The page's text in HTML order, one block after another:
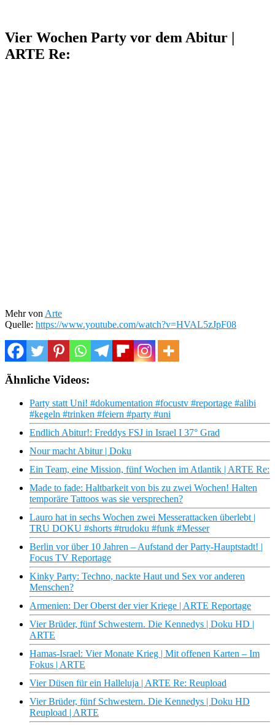
Vier Wochen Party vor dem Abitur |
ARTE Re:
Mehr von Arte
Quelle: https://www.youtube.com/watch?v=HVAL5zJpF08
Ähnliche Videos:
Party statt Uni! #dokumentation #focustv #reportage #alibi
#kegeln #trinken #feiern #party #uni
Endlich Abitur!: Freddys FSJ in Israel I 37° Grad
Nour macht Abitur | Doku
Ein Team, eine Mission, fünf Wochen im Atlantik | ARTE Re:
Made to fade: Haltbarkeit von bis zu zwei Wochen! Halten
temporäre Tattoos was sie versprechen?
Lauro hat in sechs Wochen zwei Messerattacken überlebt |
TRU DOKU #shorts #trudoku #funk #Messer
Berlin vor über 10 Jahren – Aufstand der Party-Hauptstadt! |
Focus TV Reportage
Kinky Party: Techno, nackte Haut und Sex vor anderen
Menschen?
Armenien: Der Oberst der vier Kriege | ARTE Reportage
Vier Brüder, fünf Schwestern. Die Kennedys | Doku HD |
ARTE
Hamas-Israel: Vier Monate Krieg | Mit offenen Karten – Im
Fokus | ARTE
Vier Düsen für ein Halleluja | ARTE Re: Reupload
Vier Brüder, fünf Schwestern. Die Kennedys | Doku HD
Reupload | ARTE